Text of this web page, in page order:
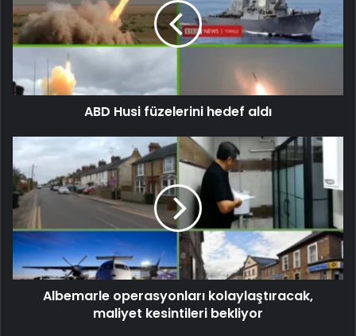
ABD Husi füzelerini hedef aldı
Albemarle operasyonları kolaylaştıracak,
maliyet kesintileri bekliyor